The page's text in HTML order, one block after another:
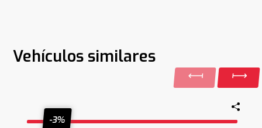
Vehículos similares
-3%